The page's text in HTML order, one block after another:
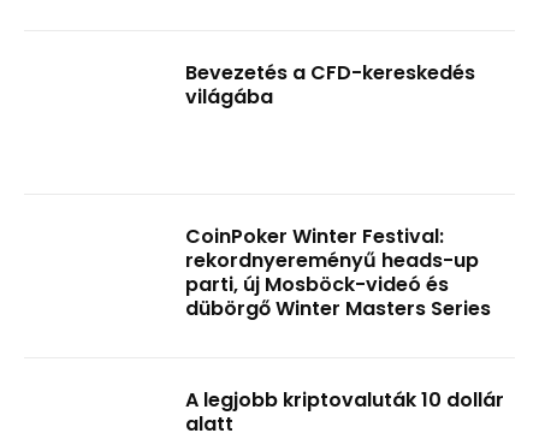
Bevezetés a CFD-kereskedés
világába
CoinPoker Winter Festival:
rekordnyereményű heads-up
parti, új Mosböck-videó és
dübörgő Winter Masters Series
A legjobb kriptovaluták 10 dollár
alatt